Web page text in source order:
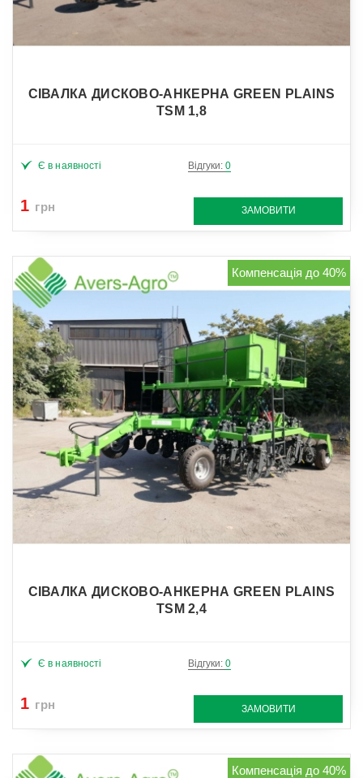
СІВАЛКА ДИСКОВО-АНКЕРНА GREEN PLAINS
TSM 1,8
Є в наявності Відгуки: 0
1 грн ЗАМОВИТИ
Компенсація до 40%
СІВАЛКА ДИСКОВО-АНКЕРНА GREEN PLAINS
TSM 2,4
Є в наявності Відгуки: 0
1 грн ЗАМОВИТИ
Компенсація до 40%